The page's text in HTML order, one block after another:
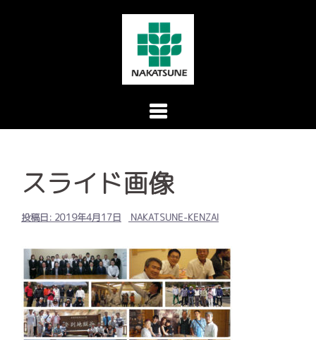
スライド画像
投稿日: 2019年4月17日 NAKATSUNE-KENZAI